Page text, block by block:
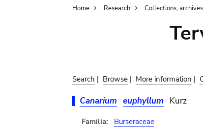
Breadcrumb
Home Research Collections,
Search | Browse | More information |
Canarium euphyllum Kurz
Familia:
Burseraceae